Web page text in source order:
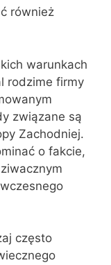
również
warunkach
rodzime firmy
związane są
Zachodniej.
o fakcie,
często